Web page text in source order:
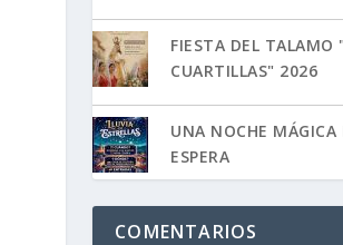
FIESTA DEL TALAMO
CUARTILLAS" 2026
UNA NOCHE MÁGICA
ESPERA
COMENTARIOS